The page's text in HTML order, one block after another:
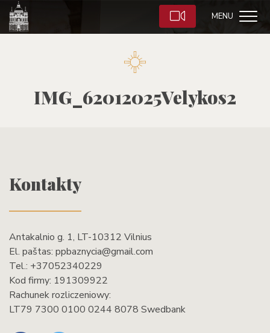
MENU
IMG_62012025Velykos2
Kontakty
Antakalnio g. 1, LT-10312 Vilnius
El. paštas: ppbaznycia@gmail.com
Tel.: +37052340229
Kod firmy: 191309922
Rachunek rozliczeniowy:
LT79 7300 0100 0244 8078 Swedbank